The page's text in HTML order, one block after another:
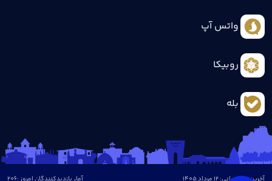
واتس آپ
روبیکا
بله